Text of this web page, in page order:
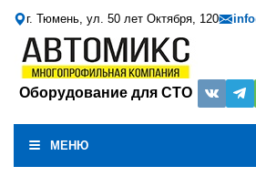
г. Тюмень, ул. 50 лет Октября, 120
Оборудование для СТО
МЕНЮ